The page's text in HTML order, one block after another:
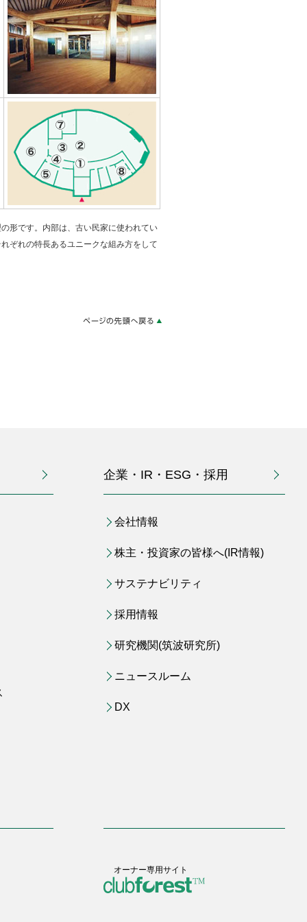
建物内の柱の造りは、写真の黄色
い線から左が和室、右が洋風とな
っています。
窓から入る柔らかな日射しが、休
憩室に落ち着いた雰囲気を与えて
います。
形です。内部は、古い民家に使われてい
ぞれの特長あるユニークな組み方をして
企業・IR・ESG・採用
会社情報
株主・投資家の皆様へ(IR情報)
サステナビリティ
採用情報
研究機関(筑波研究所)
ニュースルーム
DX
オーナー専用サイト